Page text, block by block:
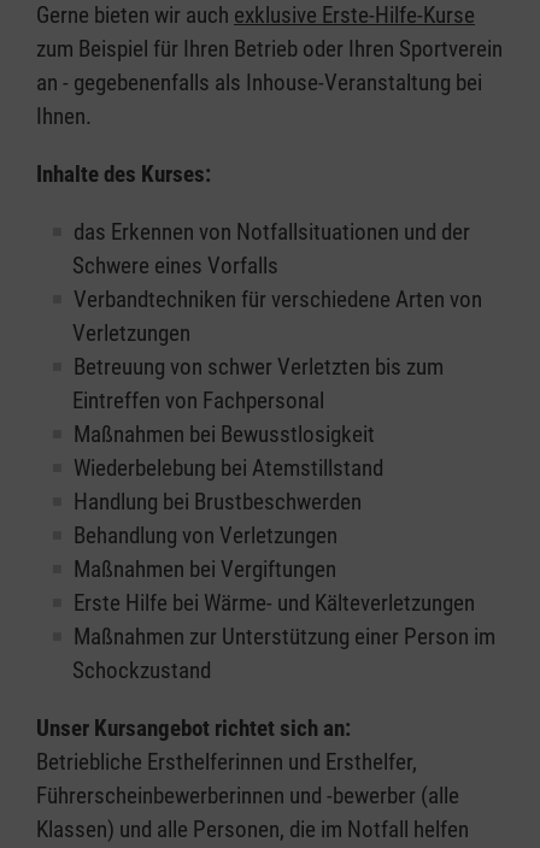
Gerne bieten wir auch exklusive Erste-Hilfe-Kurse
zum Beispiel für Ihren Betrieb oder Ihren Sportverein
an - gegebenenfalls als Inhouse-Veranstaltung bei
Ihnen.
Inhalte des Kurses:
das Erkennen von Notfallsituationen und der
Schwere eines Vorfalls
Verbandtechniken für verschiedene Arten von
Verletzungen
Betreuung von schwer Verletzten bis zum
Eintreffen von Fachpersonal
Maßnahmen bei Bewusstlosigkeit
Wiederbelebung bei Atemstillstand
Handlung bei Brustbeschwerden
Behandlung von Verletzungen
Maßnahmen bei Vergiftungen
Erste Hilfe bei Wärme- und Kälteverletzungen
Maßnahmen zur Unterstützung einer Person im
Schockzustand
Unser Kursangebot richtet sich an:
Betriebliche Ersthelferinnen und Ersthelfer,
Führerscheinbewerberinnen und -bewerber (alle
Klassen) und alle Personen, die im Notfall helfen